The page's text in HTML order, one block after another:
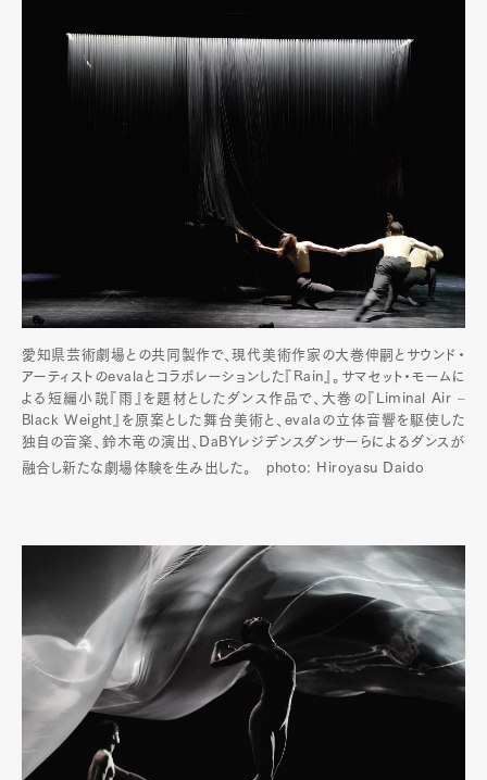
愛知県芸術劇場との共同製作で、現代美術作家の大巻伸嗣とサウンド・
アーティストのevalaとコラボレーションした『Rain』。サマセット・モームに
よる短編小説『雨』を題材としたダンス作品で、大巻の『Liminal Air –
Black Weight』を原案とした舞台美術と、evalaの立体音響を駆使した
独自の音楽、鈴木竜の演出、DaBYレジデンスダンサーらによるダンスが
融合し新たな劇場体験を生み出した。 photo: Hiroyasu Daido